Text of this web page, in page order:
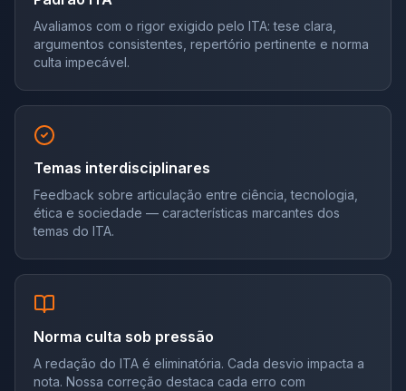
Avaliamos com o rigor exigido pelo ITA: tese clara,
argumentos consistentes, repertório pertinente e norma
culta impecável.
Temas interdisciplinares
Feedback sobre articulação entre ciência, tecnologia,
ética e sociedade — características marcantes dos
temas do ITA.
Norma culta sob pressão
A redação do ITA é eliminatória. Cada desvio impacta a
nota. Nossa correção destaca cada erro com